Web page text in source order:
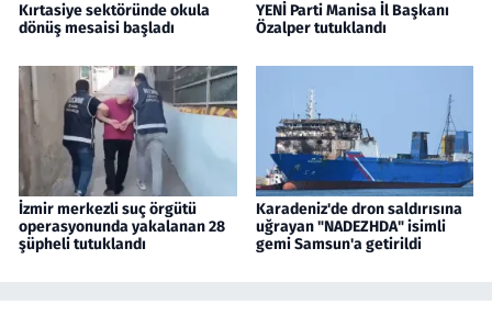
Kırtasiye sektöründe okula
dönüş mesaisi başladı
YENİ Parti Manisa İl Başkanı
Özalper tutuklandı
İzmir merkezli suç örgütü
operasyonunda yakalanan 28
şüpheli tutuklandı
Karadeniz'de dron saldırısına
uğrayan "NADEZHDA" isimli
gemi Samsun'a getirildi